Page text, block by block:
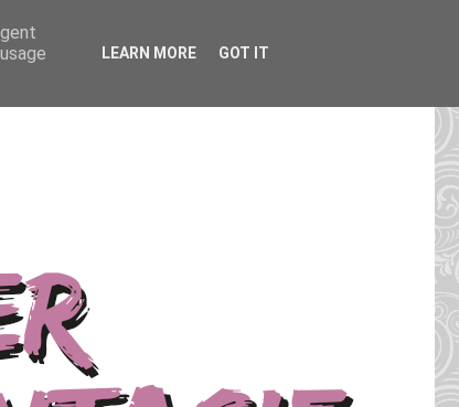
LEARN MORE GOT IT